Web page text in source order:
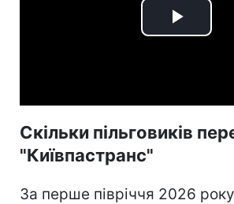
Play
Скільки пільговиків
"Київпастранс"
За перше півріччя 2026